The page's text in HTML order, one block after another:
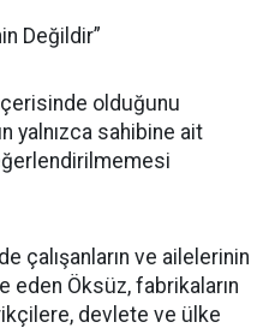
Değildir”
içerisinde olduğunu
yalnızca sahibine ait
çalışanların ve ailelerinin
Öksüz, fabrikaların
devlete ve ülke